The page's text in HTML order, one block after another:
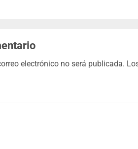
electrónico no será publicada.